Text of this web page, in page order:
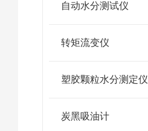
自动水分测试仪
转矩流变仪
塑胶颗粒水分测定仪
炭黑吸油计